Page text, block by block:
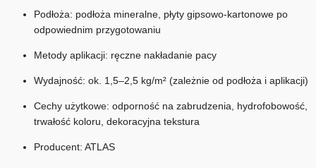
Podłoża: podłoża mineralne, płyty gipsowo-kartonowe po
odpowiednim przygotowaniu
Metody aplikacji: ręczne nakładanie pacy
Wydajność: ok. 1,5–2,5 kg/m² (zależnie od podłoża i aplikacji)
Cechy użytkowe: odporność na zabrudzenia, hydrofobowość,
trwałość koloru, dekoracyjna tekstura
Producent: ATLAS